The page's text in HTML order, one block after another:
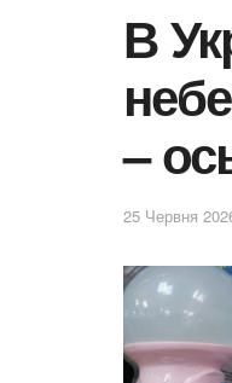
В
–
25 Червня